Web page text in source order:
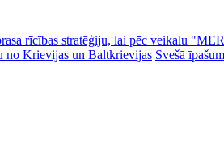
rīcības stratēģiju, lai pēc veikalu
no Krievijas un Baltkrievijas Svešā